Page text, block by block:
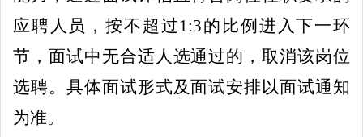
应聘 人员 ，按不超过1:3的比例进入下一环
节，面试中无合适人选通过的，取消该岗位
选聘。具体面试形式及面试安排以面试通知
为准。